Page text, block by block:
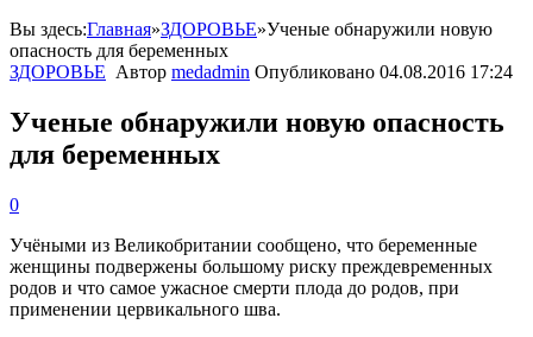
Вы здесь:Главная»ЗДОРОВЬЕ»Ученые обнаружили новую
опасность для беременных
ЗДОРОВЬЕ Автор medadmin Опубликовано 04.08.2016 17:24
Ученые обнаружили новую опасность
для беременных
0
Учёными из Великобритании сообщено, что беременные
женщины подвержены большому риску преждевременных
родов и что самое ужасное смерти плода до родов, при
применении цервикального шва.